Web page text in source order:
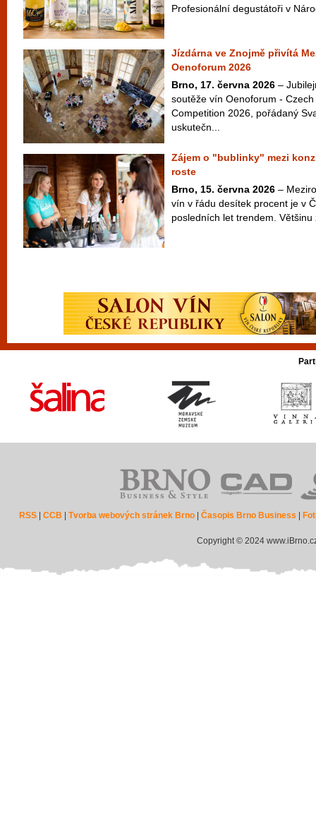
Profesionální degustátoři v
Jízdárna ve Znojmě přivítá
Oenoforum 2026
Brno, 17. června 2026 –
soutěže vín Oenoforum -
Competition 2026, pořádaný
uskutečn...
Zájem o "bublinky" mezi
roste
Brno, 15. června 2026 –
vín v řádu desítek procent je v
posledních let trendem. Většinu
RSS |CCB |Tvorba webových stránek Brno |Časopis Brno Business
Copyright © 2024